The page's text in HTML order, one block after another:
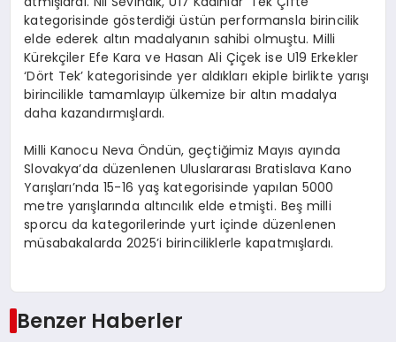
kategorisinde gösterdiği üstün performansla birincilik
elde ederek altın madalyanın sahibi olmuştu. Milli
Kürekçiler Efe Kara ve Hasan Ali Çiçek ise U19 Erkekler
‘Dört Tek’ kategorisinde yer aldıkları ekiple birlikte yarışı
birincilikle tamamlayıp ülkemize bir altın madalya
daha kazandırmışlardı.
Milli Kanocu Neva Öndün, geçtiğimiz Mayıs ayında
Slovakya’da düzenlenen Uluslararası Bratislava Kano
Yarışları’nda 15-16 yaş kategorisinde yapılan 5000
metre yarışlarında altıncılık elde etmişti. Beş milli
sporcu da kategorilerinde yurt içinde düzenlenen
müsabakalarda 2025’i birinciliklerle kapatmışlardı.
Benzer Haberler